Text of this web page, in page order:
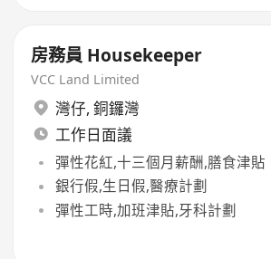
房務員 Housekeeper
VCC Land Limited
灣仔, 銅鑼灣
工作日面議
彈性花紅,十三個月薪酬,膳食津貼
銀行假,生日假,醫療計劃
彈性工時,加班津貼,牙科計劃